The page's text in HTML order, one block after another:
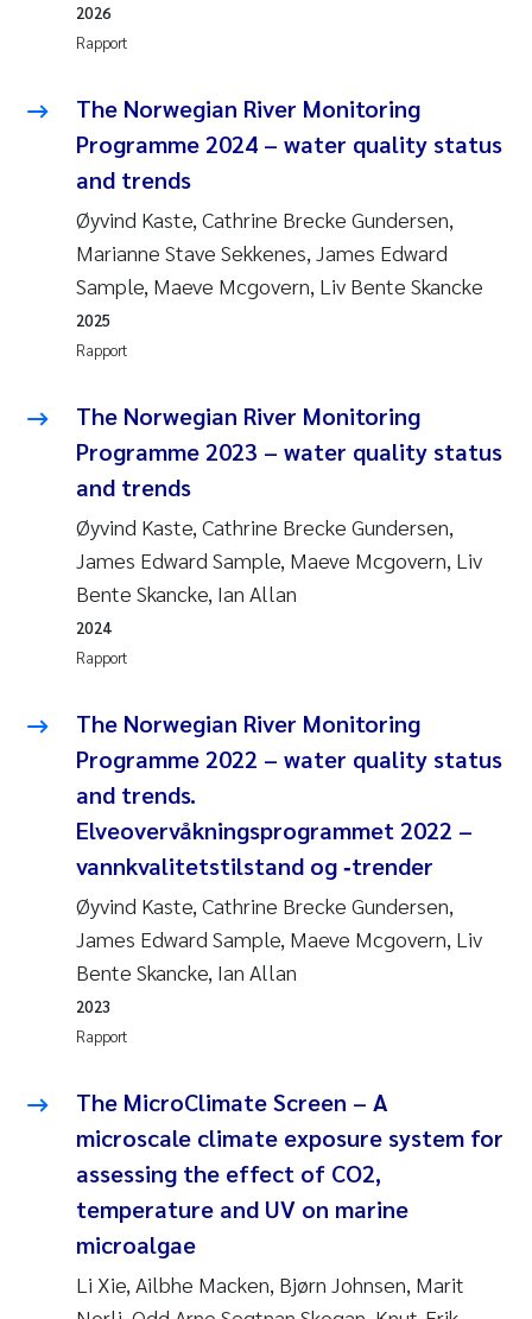
Rapport
2026
The Norwegian River Monitoring
Programme 2024 – water quality status
and trends
Øyvind Kaste, Cathrine Brecke Gundersen,
Marianne Stave Sekkenes, James Edward
Sample, Maeve Mcgovern, Liv Bente Skancke
Rapport
2025
The Norwegian River Monitoring
Programme 2023 – water quality status
and trends
Øyvind Kaste, Cathrine Brecke Gundersen,
James Edward Sample, Maeve Mcgovern, Liv
Bente Skancke, Ian Allan
Rapport
2024
The Norwegian River Monitoring
Programme 2022 – water quality status
and trends.
Elveovervåkningsprogrammet 2022 –
vannkvalitetstilstand og ‐trender
Øyvind Kaste, Cathrine Brecke Gundersen,
James Edward Sample, Maeve Mcgovern, Liv
Bente Skancke, Ian Allan
Rapport
2023
The MicroClimate Screen – A
microscale climate exposure system for
assessing the effect of CO2,
temperature and UV on marine
microalgae
Li Xie, Ailbhe Macken, Bjørn Johnsen, Marit